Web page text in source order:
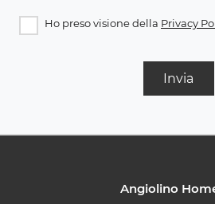
Ho preso visione della Privacy
Invia
Angiolino